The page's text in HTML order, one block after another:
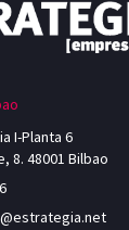
I-Planta 6
8. 48001 Bilbao